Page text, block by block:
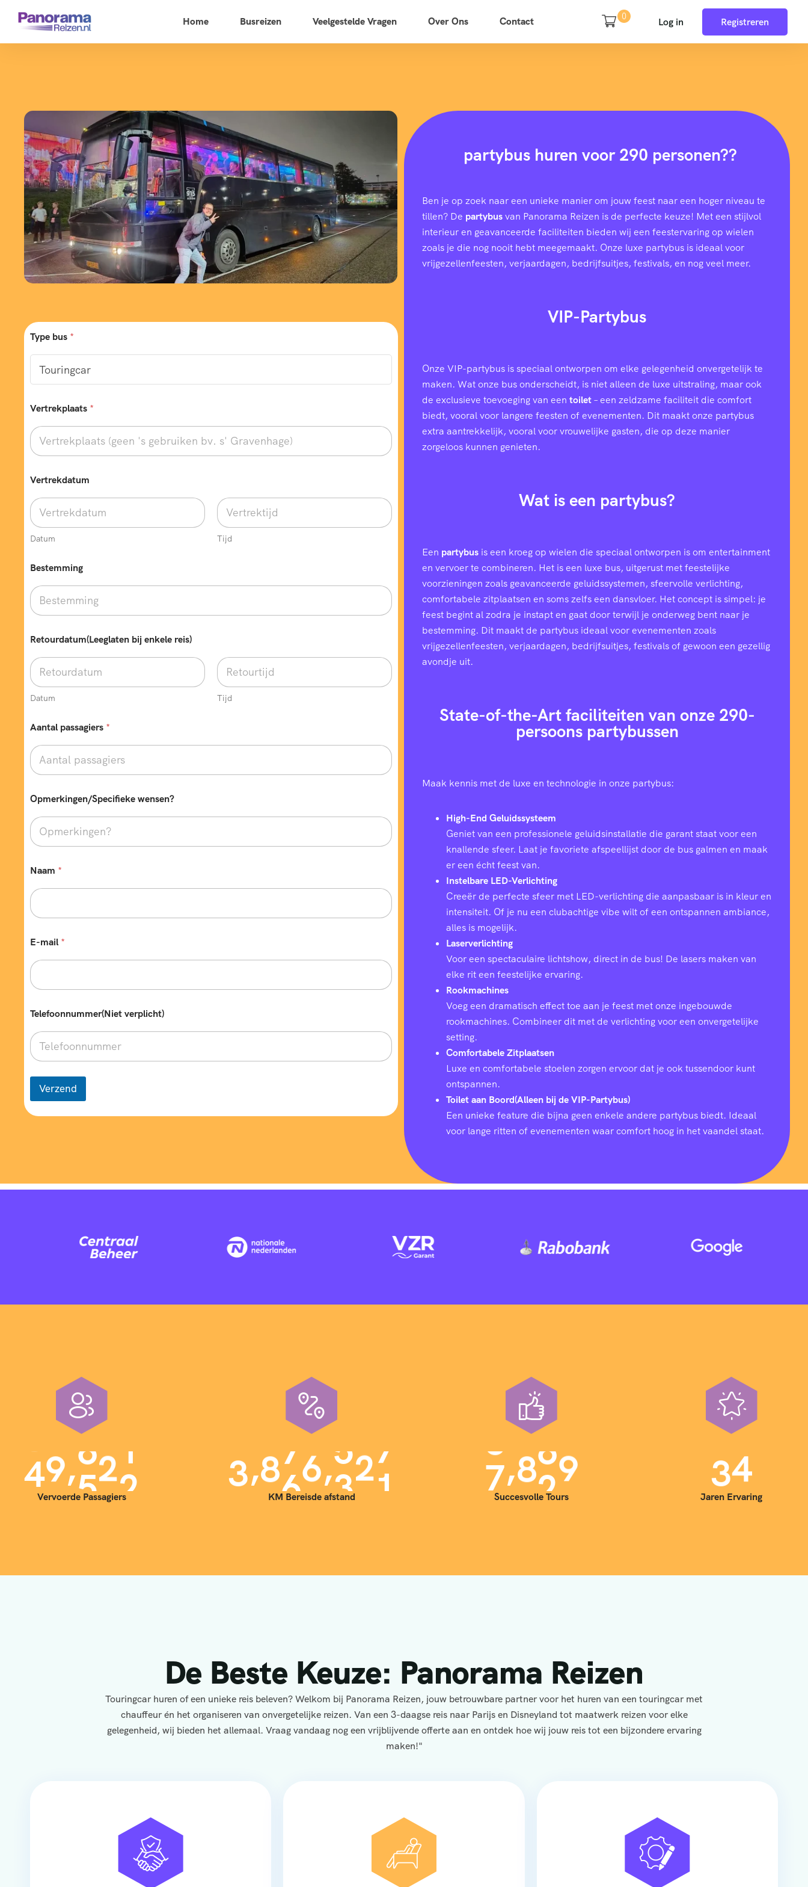
Home Busreizen Veelgestelde Vragen Over Ons Contact 0 Log in Registreren
Type bus *
*
Vertrekplaats *
Vertrekdatum
Datum Tijd
Bestemming
Retourdatum(Leeglaten bij enkele reis)
Datum Tijd
Aantal passagiers *
Opmerkingen/Specifieke wensen?
Naam *
E-mail *
Telefoonnummer(Niet verplicht)
Verzend
partybus huren voor 290 personen??
Ben je op zoek naar een unieke manier om jouw feest naar een hoger niveau te
tillen? De partybusvan Panorama Reizen is de perfecte keuze! Met een stijlvol
interieur en geavanceerde faciliteiten bieden wij een feestervaring op wielen
zoals je die nog nooit hebt meegemaakt. Onze luxe partybus is ideaal voor
vrijgezellenfeesten, verjaardagen, bedrijfsuitjes, festivals, en nog veel meer.
VIP-Partybus
Onze VIP-partybus is speciaal ontworpen om elke gelegenheid onvergetelijk te
maken. Wat onze bus onderscheidt, is niet alleen de luxe uitstraling, maar ook
de exclusieve toevoeging van een toilet– een zeldzame faciliteit die comfort
biedt, vooral voor langere feesten of evenementen. Dit maakt onze partybus
extra aantrekkelijk, vooral voor vrouwelijke gasten, die op deze manier
zorgeloos kunnen genieten.
Wat is een partybus?
Een partybus is een kroeg op wielen die speciaal ontworpen is om entertainment
en vervoer te combineren. Het is een luxe bus, uitgerust met feestelijke
voorzieningen zoals geavanceerde geluidssystemen, sfeervolle verlichting,
comfortabele zitplaatsen en soms zelfs een dansvloer. Het concept is simpel: je
feest begint al zodra je instapt en gaat door terwijl je onderweg bent naar je
bestemming. Dit maakt de partybus ideaal voor evenementen zoals
vrijgezellenfeesten, verjaardagen, bedrijfsuitjes, festivals of gewoon een gezellig
avondje uit.
State-of-the-Art faciliteiten van onze 290-
persoons partybussen
Maak kennis met de luxe en technologie in onze partybus:
High-End Geluidssysteem
Geniet van een professionele geluidsinstallatie die garant staat voor een
knallende sfeer. Laat je favoriete afspeellijst door de bus galmen en maak
er een écht feest van.
Instelbare LED-Verlichting
Creeër de perfecte sfeer met LED-verlichting die aanpasbaar is in kleur en
intensiteit. Of je nu een clubachtige vibe wilt of een ontspannen ambiance,
alles is mogelijk.
Laserverlichting
Voor een spectaculaire lichtshow, direct in de bus! De lasers maken van
elke rit een feestelijke ervaring.
Rookmachines
Voeg een dramatisch effect toe aan je feest met onze ingebouwde
rookmachines. Combineer dit met de verlichting voor een onvergetelijke
setting.
Comfortabele Zitplaatsen
Luxe en comfortabele stoelen zorgen ervoor dat je ook tussendoor kunt
ontspannen.
Toilet aan Boord(Alleen bij de VIP-Partybus)
Een unieke feature die bijna geen enkele andere partybus biedt. Ideaal
voor lange ritten of evenementen waar comfort hoog in het vaandel staat.
40,000
Vervoerde Passagiers
3,900,000
KM Bereisde afstand
7,000
Succesvolle Tours
35
Jaren Ervaring
De Beste Keuze: Panorama Reizen
Touringcar huren of een unieke reis beleven? Welkom bij Panorama Reizen, jouw betrouwbare partner voor het huren van een touringcar met
chauffeur én het organiseren van onvergetelijke reizen. Van een 3-daagse reis naar Parijs en Disneyland tot maatwerk reizen voor elke
gelegenheid, wij bieden het allemaal. Vraag vandaag nog een vrijblijvende offerte aan en ontdek hoe wij jouw reis tot een bijzondere ervaring
maken!"